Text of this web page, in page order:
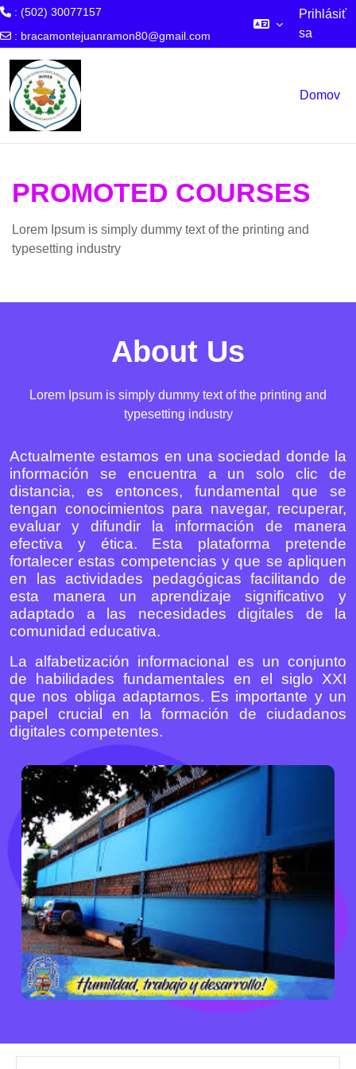
: (502) 30077157
: bracamontejuanramon80@gmail.com
Prihlásiť
sa
Domov
PROMOTED COURSES
Lorem Ipsum is simply dummy text of the printing and
typesetting industry
About Us
Lorem Ipsum is simply dummy text of the printing and
typesetting industry
Actualmente estamos en una sociedad donde la
información se encuentra a un solo clic de
distancia, es entonces, fundamental que se
tengan conocimientos para navegar, recuperar,
evaluar y difundir la información de manera
efectiva y ética. Esta plataforma pretende
fortalecer estas competencias y que se apliquen
en las actividades pedagógicas facilitando de
esta manera un aprendizaje significativo y
adaptado a las necesidades digitales de la
comunidad educativa.
La alfabetización informacional es un conjunto
de habilidades fundamentales en el siglo XXI
que nos obliga adaptarnos. Es importante y un
papel crucial en la formación de ciudadanos
digitales competentes.